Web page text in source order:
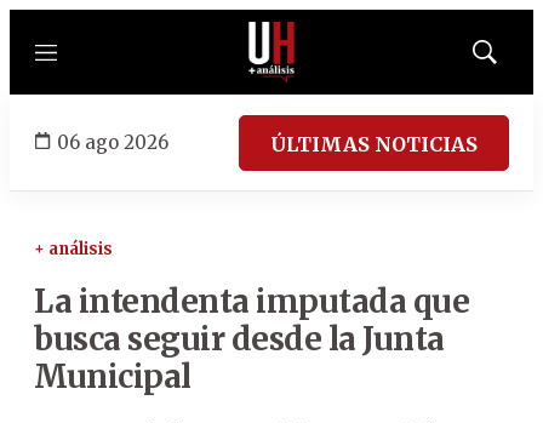
Menú
Mostrar
06 ago 2026 ÚLTIMAS NOTICIAS
+ análisis
La intendenta imputada que
busca seguir desde la Junta
Municipal